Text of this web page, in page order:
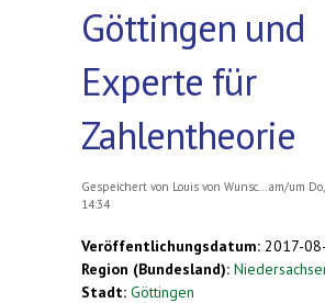
Göttingen und
Experte für
Zahlentheorie
Gespeichert von Louis von Wunsc...
am/um
14:34
Veröffentlichungsdatum: 2017-
Region (Bundesland):
Stadt: Göttingen